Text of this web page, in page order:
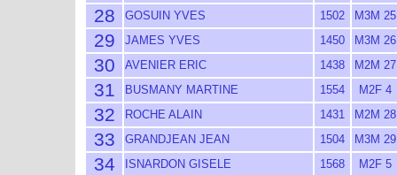
28 GOSUIN YVES 1502 M3M 25
29 JAMES YVES 1450 M3M 26
30 AVENIER ERIC 1438 M2M 27
31 BUSMANY MARTINE 1554 M2F 4
32 ROCHE ALAIN 1431 M2M 28
33 GRANDJEAN JEAN 1504 M3M 29
34 ISNARDON GISELE 1568 M2F 5